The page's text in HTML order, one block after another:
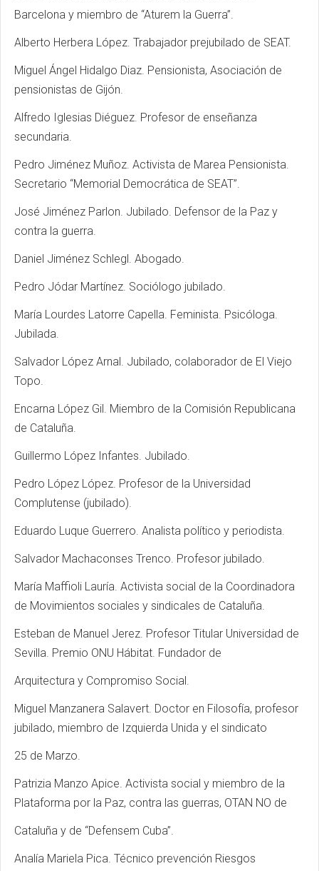
Barcelona y miembro de “Aturem la Guerra”.
Alberto Herbera López. Trabajador prejubilado de SEAT.
Miguel Ángel Hidalgo Diaz. Pensionista, Asociación de
pensionistas de Gijón.
Alfredo Iglesias Diéguez. Profesor de enseñanza
secundaria.
Pedro Jiménez Muñoz. Activista de Marea Pensionista.
Secretario “Memorial Democrática de SEAT”.
José Jiménez Parlon. Jubilado. Defensor de la Paz y
contra la guerra.
Daniel Jiménez Schlegl. Abogado.
Pedro Jódar Martínez. Sociólogo jubilado.
María Lourdes Latorre Capella. Feminista. Psicóloga.
Jubilada.
Salvador López Arnal. Jubilado, colaborador de El Viejo
Topo.
Encarna López Gil. Miembro de la Comisión Republicana
de Cataluña.
Guillermo López Infantes. Jubilado.
Pedro López López. Profesor de la Universidad
Complutense (jubilado).
Eduardo Luque Guerrero. Analista político y periodista.
Salvador Machaconses Trenco. Profesor jubilado.
María Maffioli Lauría. Activista social de la Coordinadora
de Movimientos sociales y sindicales de Cataluña.
Esteban de Manuel Jerez. Profesor Titular Universidad de
Sevilla. Premio ONU Hábitat. Fundador de
Arquitectura y Compromiso Social.
Miguel Manzanera Salavert. Doctor en Filosofía, profesor
jubilado, miembro de Izquierda Unida y el sindicato
25 de Marzo.
Patrizia Manzo Apice. Activista social y miembro de la
Plataforma por la Paz, contra las guerras, OTAN NO de
Cataluña y de “Defensem Cuba”.
Analía Mariela Pica. Técnico prevención Riesgos